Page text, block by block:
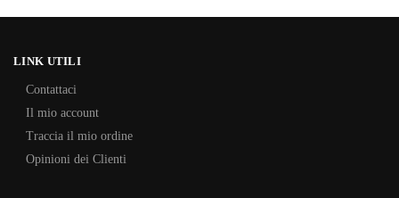
LINK UTILI
Contattaci
Il mio account
Traccia il mio ordine
Opinioni dei Clienti